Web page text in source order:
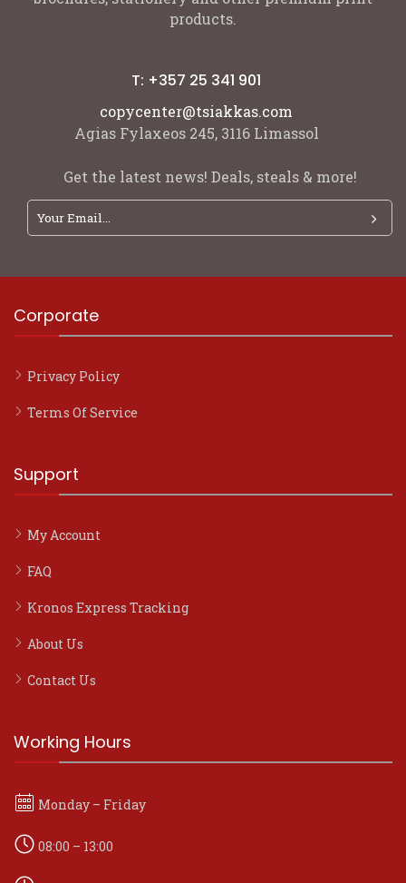
products.
T: +357 25 341 901
copycenter@tsiakkas.com
Agias Fylaxeos 245, 3116 Limassol
Get the latest news! Deals, steals & more!
Corporate
Privacy Policy
Terms Of Service
Support
My Account
FAQ
Kronos Express Tracking
About Us
Contact Us
Working Hours
Monday – Friday
08:00 – 13:00